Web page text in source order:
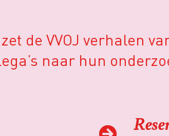
de VVOJ verhalen
naar hun